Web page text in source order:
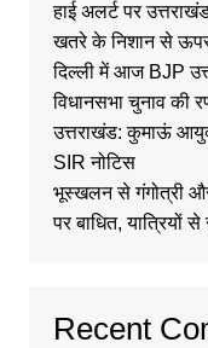
हाई अलर्ट पर
खतरे के निशान से
दिल्ली में आज BJP
विधानसभा चुनाव की
उत्तराखंड: कुमाऊं
SIR नोटिस
भूस्खलन से गंगोत्री और
पर बाधित, यात्रियों
Recent